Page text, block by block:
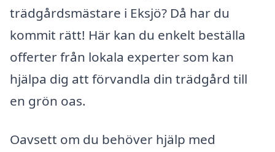
trädgårdsmästare i Eksjö? Då har du
kommit rätt! Här kan du enkelt beställa
offerter från lokala experter som kan
hjälpa dig att förvandla din trädgård till
en grön oas.
Oavsett om du behöver hjälp med